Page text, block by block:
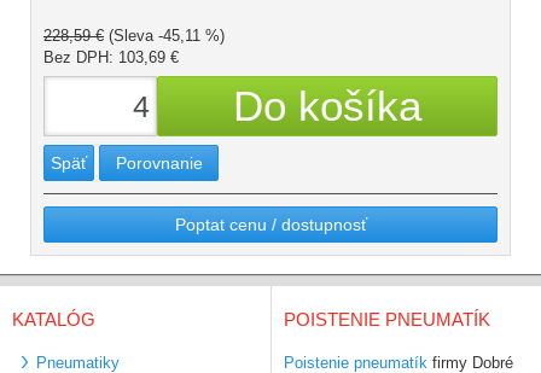
228,59 € (Sleva -45,11 %)
Bez DPH: 103,69 €
Späť Porovnanie
Poptat cenu / dostupnosť
KATALÓG
Pneumatiky
POISTENIE PNEUMATÍK
Poistenie pneumatík firmy Dobré